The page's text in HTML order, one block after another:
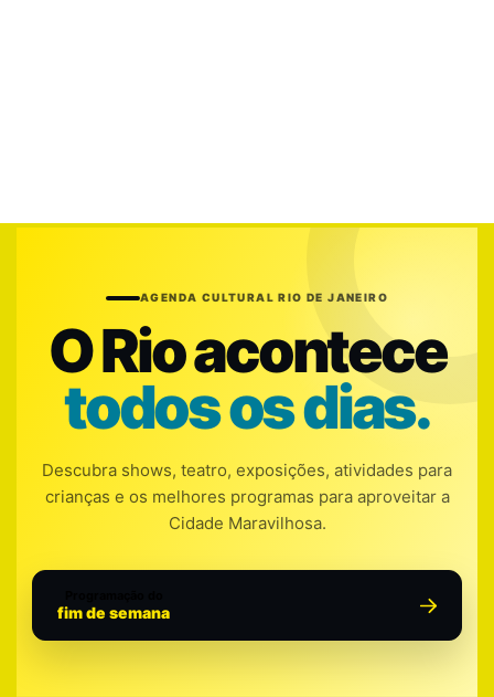
AGENDA CULTURAL RIO DE JANEIRO
O Rio acontece
todos os dias.
Descubra shows, teatro, exposições, atividades para
crianças e os melhores programas para aproveitar a
Cidade Maravilhosa.
fim de semana